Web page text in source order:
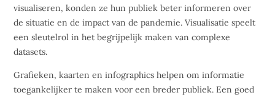
visualiseren, konden ze hun publiek beter informeren over
de situatie en de impact van de pandemie. Visualisatie speelt
een sleutelrol in het begrijpelijk maken van complexe
datasets.
Grafieken, kaarten en infographics helpen om informatie
toegankelijker te maken voor een breder publiek. Een goed